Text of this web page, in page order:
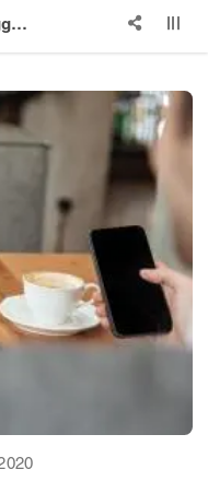
Analisa Forex Minggu Keempat Juni 2020